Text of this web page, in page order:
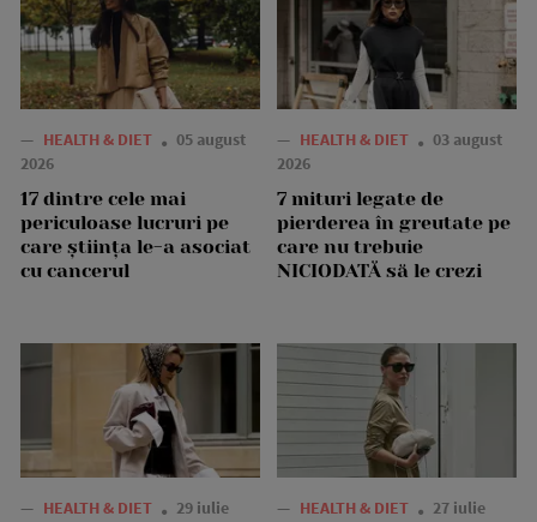
— HEALTH & DIET
05 august
2026
17 dintre cele mai
periculoase lucruri pe
care știința le-a asociat
cu cancerul
— HEALTH & DIET
03 august
2026
7 mituri legate de
pierderea în greutate pe
care nu trebuie
NICIODATĂ să le crezi
— HEALTH & DIET
29 iulie
— HEALTH & DIET
27 iulie